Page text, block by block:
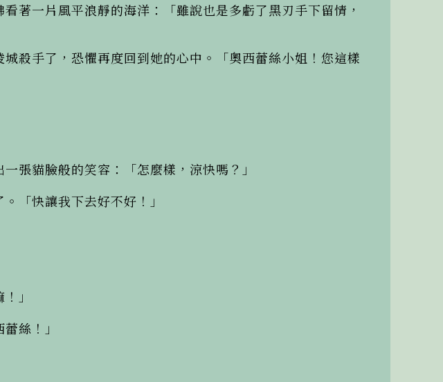
一片風平浪靜的海洋：「雖說也是多虧了黑刃手下留情，
手了，恐懼再度回到她的心中。「奧西蕾絲小姐！您這樣
貓臉般的笑容：「怎麼樣，涼快嗎？」
「快讓我下去好不好！」
」
絲！」